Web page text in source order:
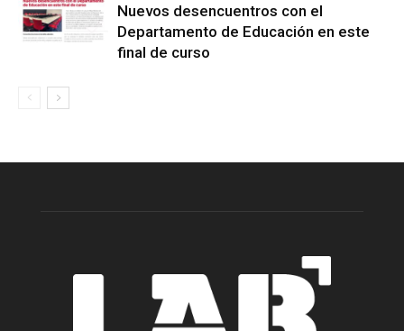
Nuevos desencuentros con el
Departamento de Educación en este
final de curso